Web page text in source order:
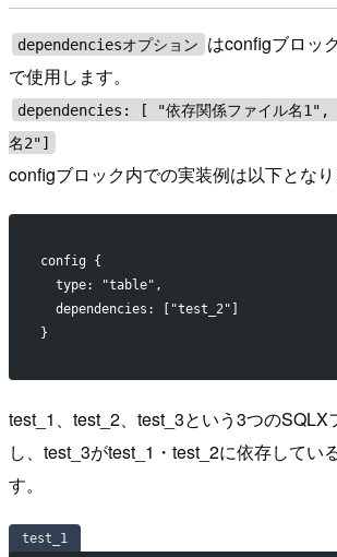
dependenciesオプション
はconfigブロッ
で使用します。
dependencies: [ "依存関係ファイル名1",
名2"]
configブロック内での実装例は以下となり
config {
  type: "table",
  dependencies: ["test_2"]
}
test_1、test_2、test_3という3つのSQLX
し、test_3がtest_1・test_2に依存してい
す。
test_1